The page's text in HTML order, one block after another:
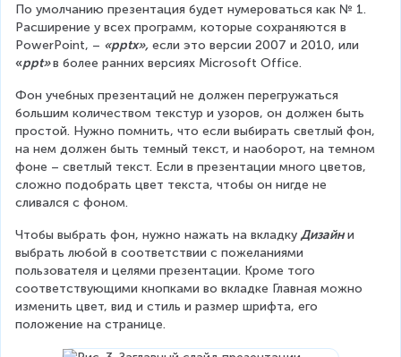
По умолчанию презентация будет нумероваться как № 1.
Расширение у всех программ, которые сохраняются в
PowerPoint, – «pptx», если это версии 2007 и 2010, или
«ppt» в более ранних версиях Microsoft Office.
Фон учебных презентаций не должен перегружаться
большим количеством текстур и узоров, он должен быть
простой. Нужно помнить, что если выбирать светлый фон,
на нем должен быть темный текст, и наоборот, на темном
фоне – светлый текст. Если в презентации много цветов,
сложно подобрать цвет текста, чтобы он нигде не
сливался с фоном.
Чтобы выбрать фон, нужно нажать на вкладку Дизайн и
выбрать любой в соответствии с пожеланиями
пользователя и целями презентации. Кроме того
соответствующими кнопками во вкладке Главная можно
изменить цвет, вид и стиль и размер шрифта, его
положение на странице.